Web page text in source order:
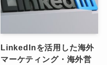
LinkedInを活用した海外
マーケティング・海外営